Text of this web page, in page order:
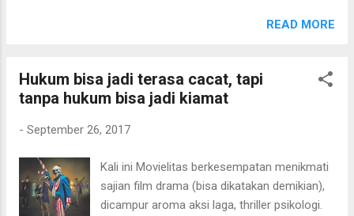
memiliki kelemahan namun keajaiban tidak
gaya di film ini. Film ini menceritakan tentang
Bridgend County. Sepenangkapan Movielitas
dari dialog seperti "kembali" ke kota Bridgend
tapi lama - kurang lebih begitu istilahnya.
muda di Bridgend yang "kurang sehat".
Pergaulan kurang sehat tersebut akhirnya
melahirkan sebuah fenomena yang tidak
READ MORE
Hukum bisa jadi terasa cacat, tapi
tanpa hukum bisa jadi kiamat
- September 26, 2017
Kali ini Movielitas berkesempatan menikmati
sajian film drama (bisa dikatakan demikian),
dicampur aroma aksi laga, thriller psikologi.